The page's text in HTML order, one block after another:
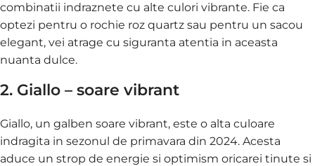
combinatii indraznete cu alte culori vibrante. Fie ca
optezi pentru o rochie roz quartz sau pentru un sacou
elegant, vei atrage cu siguranta atentia in aceasta
nuanta dulce.
2. Giallo – soare vibrant
Giallo, un galben soare vibrant, este o alta culoare
indragita in sezonul de primavara din 2024. Acesta
aduce un strop de energie si optimism oricarei tinute si